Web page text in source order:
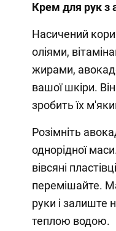
Крем для рук з
Насичений
оліями,
жирами,
вашої шкіри.
зробить їх
Розімніть
однорідної
вівсяні
перемішайте.
руки і залиште
теплою водою.